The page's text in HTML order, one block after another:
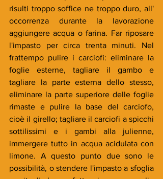
risulti troppo soffice ne troppo duro, all'
occorrenza durante la lavorazione
aggiungere acqua o farina. Far riposare
l'impasto per circa trenta minuti. Nel
frattempo pulire i carciofi: eliminare la
foglie esterne, tagliare il gambo e
tagliare la parte esterna dello stesso,
eliminare la parte superiore delle foglie
rimaste e pulire la base del carciofo,
cioè il girello; tagliare il carciofi a spicchi
sottilissimi e i gambi alla julienne,
immergere tutto in acqua acidulata con
limone. A questo punto due sono le
possibilità, o stendere l'impasto a sfoglia